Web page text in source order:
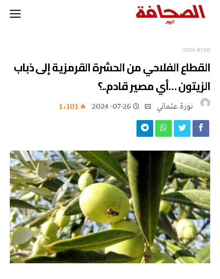
2024-07-26
القطاع الفلاحي من الحشرة القرمزية إلى ذباب
الزيتون …أي مصير قادم..؟
نورة‭ ‬عثماني‭ 2024-07-26 1٬101